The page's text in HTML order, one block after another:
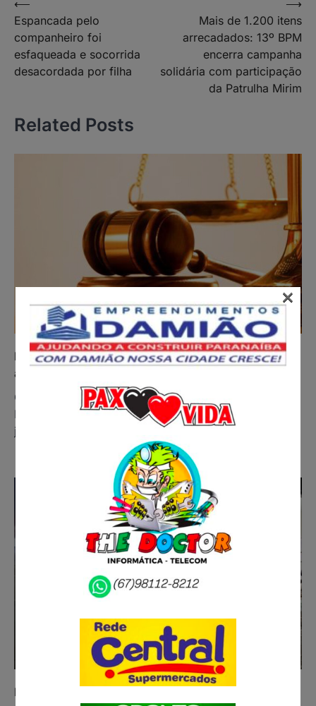
Navegação
de
Post
⟵
Espancada pelo
companheiro foi
esfaqueada e socorrida
desacordada por filha
Mais de 1.200 itens
arrecadados: 13º BPM
encerra campanha
solidária com participação
da Patrulha Mirim
⟶
Related Posts
Paranaíba: Hoje – Tribunal do Júri julga ex-marido
acusado de feminicídio
O Conselho de Sentença do Tribunal do Júri de
Paranaíba realiza, nesta terça-feira (27/05), o
julgamento do caso de feminicídio…
Homem quebra cartório com retroescavadeira por
×